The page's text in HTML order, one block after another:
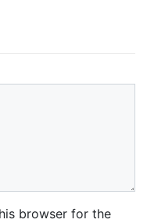
browser for the